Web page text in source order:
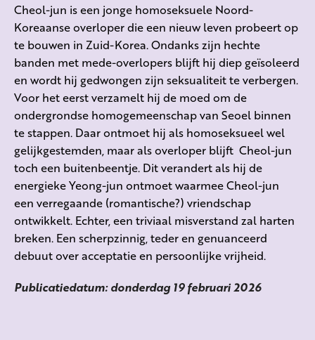
Cheol-jun is een jonge homoseksuele Noord-
Koreaanse overloper die een nieuw leven probeert op
te bouwen in Zuid-Korea. Ondanks zijn hechte
banden met mede-overlopers blijft hij diep geïsoleerd
en wordt hij gedwongen zijn seksualiteit te verbergen.
Voor het eerst verzamelt hij de moed om de
ondergrondse homogemeenschap van Seoel binnen
te stappen. Daar ontmoet hij als homoseksueel wel
gelijkgestemden, maar als overloper blijft Cheol-jun
toch een buitenbeentje. Dit verandert als hij de
energieke Yeong-jun ontmoet waarmee Cheol-jun
een verregaande (romantische?) vriendschap
ontwikkelt. Echter, een triviaal misverstand zal harten
breken. Een scherpzinnig, teder en genuanceerd
debuut over acceptatie en persoonlijke vrijheid.
Publicatiedatum: donderdag 19 februari 2026